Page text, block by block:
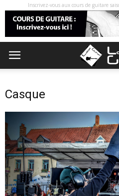
Inscrivez-vous aux cours de guitare
Casque